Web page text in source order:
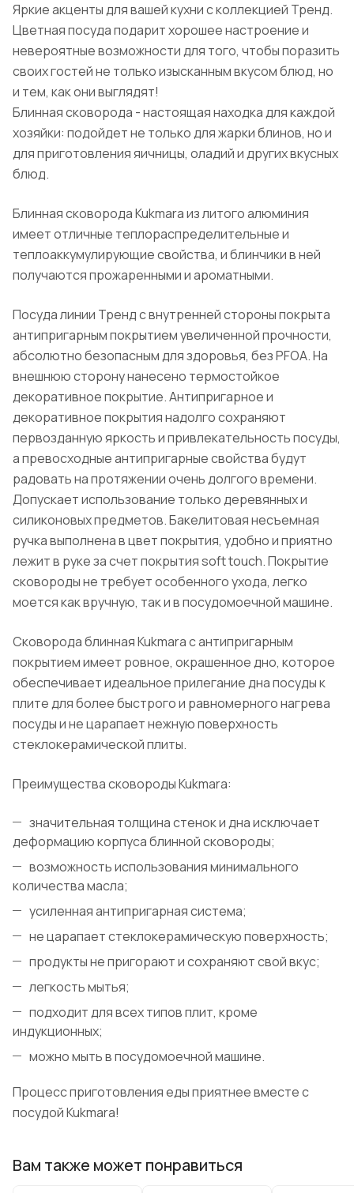
Яркие акценты для вашей кухни с коллекцией Тренд.
Цветная посуда подарит хорошее настроение и
невероятные возможности для того, чтобы поразить
своих гостей не только изысканным вкусом блюд, но
и тем, как они выглядят!
Блинная сковорода - настоящая находка для каждой
хозяйки: подойдет не только для жарки блинов, но и
для приготовления яичницы, оладий и других вкусных
блюд.
Блинная сковорода Kukmara из литого алюминия
имеет отличные теплораспределительные и
теплоаккумулирующие свойства, и блинчики в ней
получаются прожаренными и ароматными.
Посуда линии Тренд с внутренней стороны покрыта
антипригарным покрытием увеличенной прочности,
абсолютно безопасным для здоровья, без PFOA. На
внешнюю сторону нанесено термостойкое
декоративное покрытие. Антипригарное и
декоративное покрытия надолго сохраняют
первозданную яркость и привлекательность посуды,
а превосходные антипригарные свойства будут
радовать на протяжении очень долгого времени.
Допускает использование только деревянных и
силиконовых предметов. Бакелитовая несъемная
ручка выполнена в цвет покрытия, удобно и приятно
лежит в руке за счет покрытия soft touch. Покрытие
сковороды не требует особенного ухода, легко
моется как вручную, так и в посудомоечной машине.
Сковорода блинная Kukmara с антипригарным
покрытием имеет ровное, окрашенное дно, которое
обеспечивает идеальное прилегание дна посуды к
плите для более быстрого и равномерного нагрева
посуды и не царапает нежную поверхность
стеклокерамической плиты.
Преимущества сковороды Kukmara:
значительная толщина стенок и дна исключает
деформацию корпуса блинной сковороды;
возможность использования минимального
количества масла;
усиленная антипригарная система;
не царапает стеклокерамическую поверхность;
продукты не пригорают и сохраняют свой вкус;
легкость мытья;
подходит для всех типов плит, кроме
индукционных;
можно мыть в посудомоечной машине.
Процесс приготовления еды приятнее вместе с
посудой Kukmara!
Вам также может понравиться